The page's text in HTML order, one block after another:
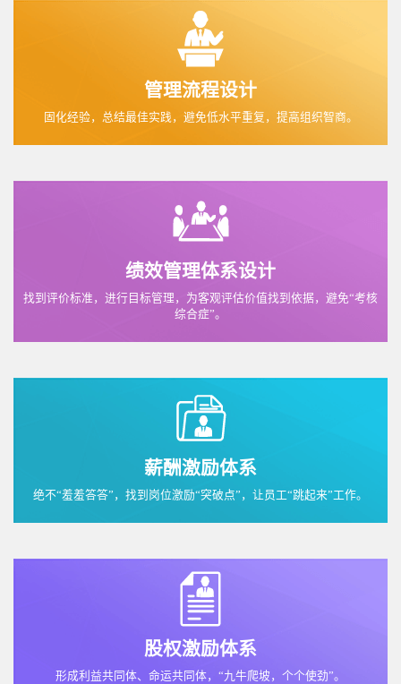
管理流程设计
固化经验，总结最佳实践，避免低水平重复，提高组织智商。
绩效管理体系设计
找到评价标准，进行目标管理，为客观评估价值找到依据，避免“考核
综合症”。
薪酬激励体系
绝不“羞羞答答”，找到岗位激励“突破点”，让员工“跳起来”工作。
股权激励体系
形成利益共同体、命运共同体，“九牛爬坡，个个使劲”。